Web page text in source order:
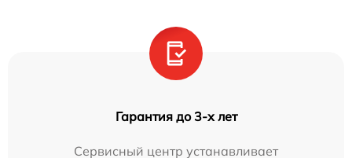
Гарантия до 3-х лет
Сервисный центр устанавливает